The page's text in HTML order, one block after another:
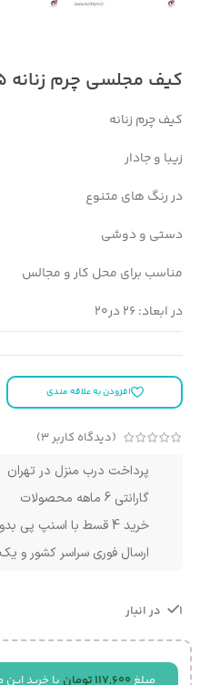
کیف مجلسی چرم زنانه mrc1865
کیف چرم زنانه
زیبا و جادار
در رنگ های متنوع
دستی و دوشی
مناسب برای محل کار و مجالس
در ابعاد: 26 در20
افزودن به علاقه مندی
(دیدگاه کاربر3
)
پرداخت درب منزل در تهران
گارانتی 6 ماهه محصولات
خرید 4 قسط با اسنپ پی بدون سود
ارسال فوری سراسر کشور و یک
1 در انبار
مبلغ 117,600 تومان با خرید